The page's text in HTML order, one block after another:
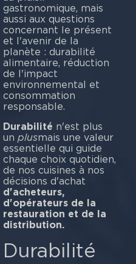
gastronomique, mais
aussi aux questions
concernant le présent
et l'avenir de la
planète : durabilité
alimentaire, réduction
de l'impact
environnemental et
consommation
Durabilité n'est plus
un plusmais une valeur
essentielle qui guide
chaque choix quotidien,
de nos cuisines à nos
décisions d'achat
d'acheteurs,
d'opérateurs de la
restauration et de la
distribution.
Durabilité